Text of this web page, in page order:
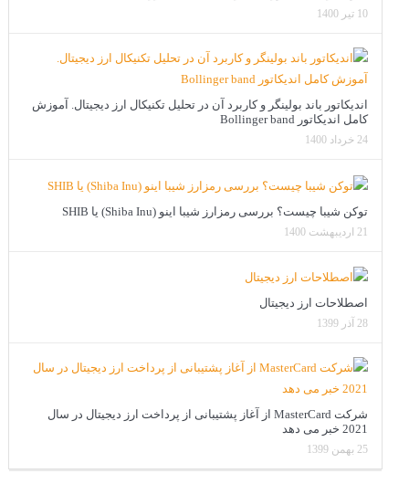
10 تیر 1400
اندیکاتور باند بولینگر و کاربرد آن در تحلیل تکنیکال ارز دیجیتال. آموزش
کامل اندیکاتور Bollinger band
24 خرداد 1400
توکن شیبا چیست؟ بررسی رمزارز شیبا اینو (Shiba Inu) یا SHIB
21 اردیبهشت 1400
اصطلاحات ارز دیجیتال
28 آذر 1399
شرکت MasterCard از آغاز پشتیبانی از پرداخت ارز دیجیتال در سال
2021 خبر می دهد
25 بهمن 1399